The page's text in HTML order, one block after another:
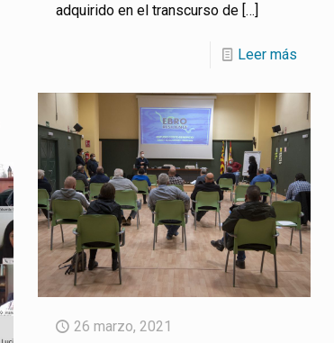
adquirido en el transcurso de[…]
Leer más
26 marzo, 2021